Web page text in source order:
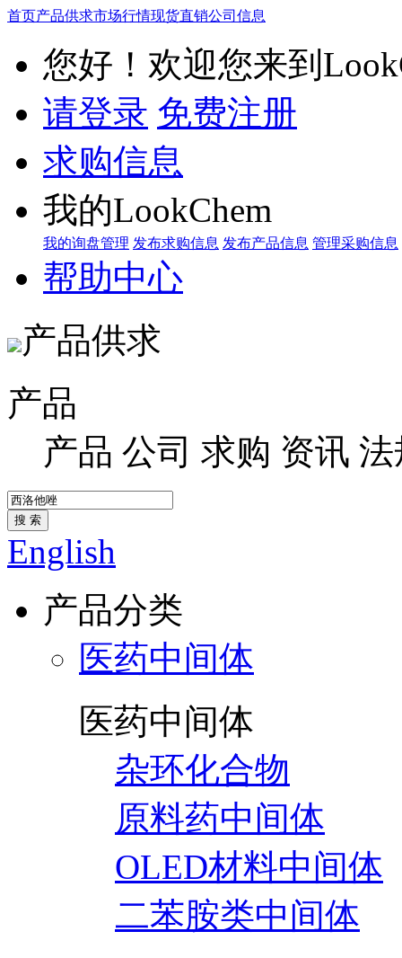
首页产品供求市场行情现货直销公司信息
您好！欢迎您来到
请登录 免费注册
求购信息
我的LookChem
我的询盘管理 发布求购信息 发布产品信息 管理采购信息
帮助中心
产品供求
产品
产品 公司 求购 资讯 法
搜 索
English
产品分类
医药中间体
医药中间体
杂环化合物
原料药中间体
OLED材料中间体
二苯胺类中间体